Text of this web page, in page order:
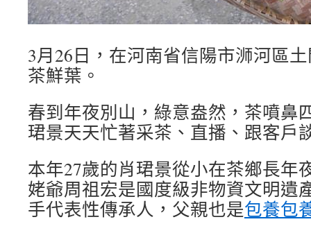
3月26日，在河南省信陽市浉河區
茶鮮葉。
春到年夜別山，綠意盎然，茶噴鼻
珺景天天忙著采茶、直播、跟客戶
本年27歲的肖珺景從小在茶鄉長年
姥爺周祖宏是國度級非物資文明遺
手代表性傳承人，父親也是包養包